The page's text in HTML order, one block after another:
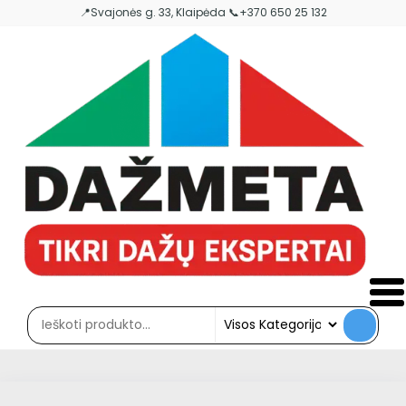
📍Svajonės g. 33, Klaipėda 📞+370 650 25 132